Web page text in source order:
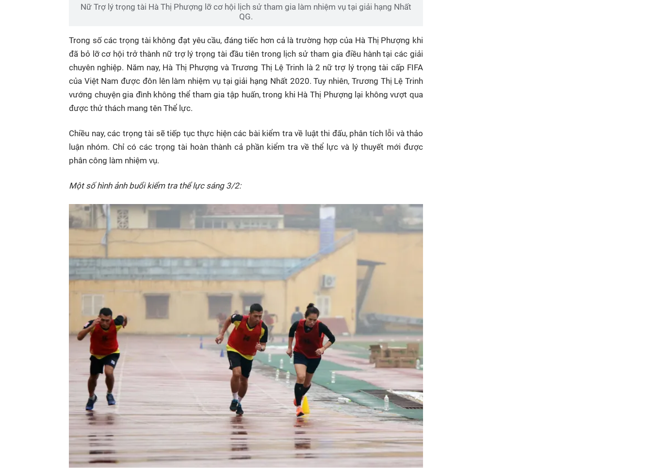
Nữ Trợ lý trọng tài Hà Thị Phượng lỡ cơ hội lịch sử tham gia làm nhiệm vụ tại giải hạng Nhất
QG.
Trong số các trọng tài không đạt yêu cầu, đáng tiếc hơn cả là trường hợp của Hà Thị Phượng khi
đã bỏ lỡ cơ hội trở thành nữ trợ lý trọng tài đầu tiên trong lịch sử tham gia điều hành tại các giải
chuyên nghiệp. Năm nay, Hà Thị Phượng và Trương Thị Lệ Trinh là 2 nữ trợ lý trọng tài cấp FIFA
của Việt Nam được đôn lên làm nhiệm vụ tại giải hạng Nhất 2020. Tuy nhiên, Trương Thị Lệ Trinh
vướng chuyện gia đình không thể tham gia tập huấn, trong khi Hà Thị Phượng lại không vượt qua
được thử thách mang tên Thể lực.
Chiều nay, các trọng tài sẽ tiếp tục thực hiện các bài kiểm tra về luật thi đấu, phân tích lỗi và thảo
luận nhóm. Chỉ có các trọng tài hoàn thành cả phần kiểm tra về thể lực và lý thuyết mới được
phân công làm nhiệm vụ.
Một số hình ảnh buổi kiểm tra thể lực sáng 3/2: